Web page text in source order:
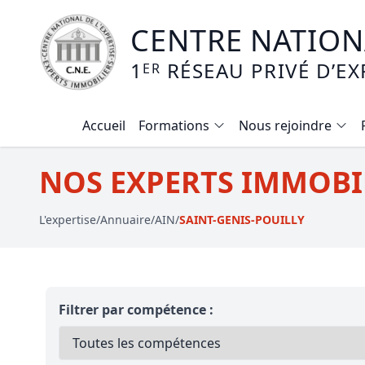
CENTRE
1 ER RÉSEAU PRIVÉ
Accueil
Formations
Formation expertise immobilière /
Expertise local commercial
Mise en copropriété
Expertise terrains agricoles,
Nous rejoindre
NOS EXPERTS
L'expertise/Annuaire/AIN/SAINT-GENIS-POUILLY
Filtrer par compétence :